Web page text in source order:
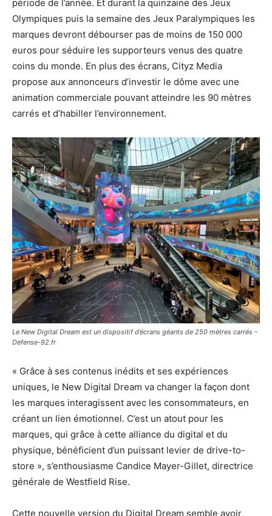
période de l’année. Et durant la quinzaine des Jeux
Olympiques puis la semaine des Jeux Paralympiques les
marques devront débourser pas de moins de 150 000
euros pour séduire les supporteurs venus des quatre
coins du monde. En plus des écrans, Cityz Media
propose aux annonceurs d’investir le dôme avec une
animation commerciale pouvant atteindre les 90 mètres
carrés et d’habiller l’environnement.
Le New Digital Dream est un dispositif d’écrans géants de 250 mètres carrés –
Defense-92.fr
« Grâce à ses contenus inédits et ses expériences
uniques, le New Digital Dream va changer la façon dont
les marques interagissent avec les consommateurs, en
créant un lien émotionnel. C’est un atout pour les
marques, qui grâce à cette alliance du digital et du
physique, bénéficient d’un puissant levier de drive-to-
store », s’enthousiasme Candice Mayer-Gillet, directrice
générale de Westfield Rise.
Cette nouvelle version du Digital Dream semble avoir